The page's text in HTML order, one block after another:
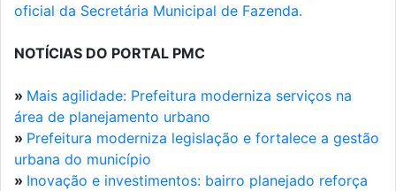
oficial da Secretária Municipal de Fazenda.
NOTÍCIAS DO PORTAL PMC
» Mais agilidade: Prefeitura moderniza serviços na
área de planejamento urbano
» Prefeitura moderniza legislação e fortalece a gestão
urbana do município
» Inovação e investimentos: bairro planejado reforça